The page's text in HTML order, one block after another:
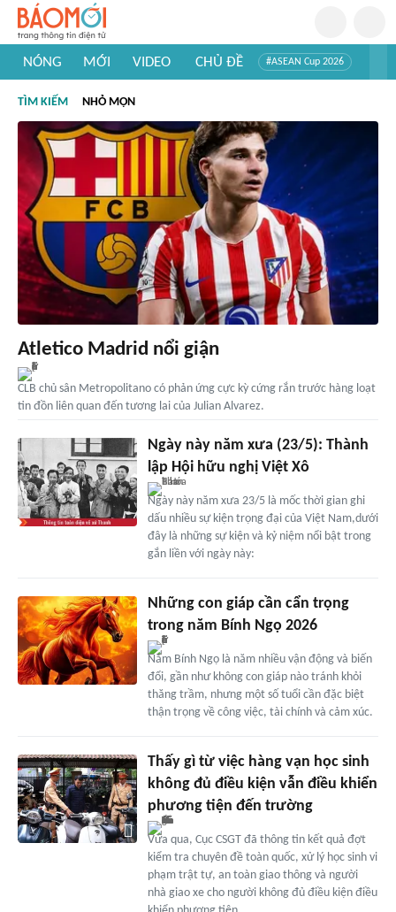
NÓNG MỚI VIDEO CHỦ ĐỀ #ASEAN Cup 2026
#Khám phá thế giới
TÌM KIẾM NHỎ MỌN
Atletico Madrid nổi giận
CLB chủ sân Metropolitano có phản ứng cực kỳ cứng rắn trước hàng loạt
tin đồn liên quan đến tương lai của Julian Alvarez.
Ngày này năm xưa (23/5): Thành
lập Hội hữu nghị Việt Xô
Ngày này năm xưa 23/5 là mốc thời gian ghi
dấu nhiều sự kiện trọng đại của Việt Nam,dưới
đây là những sự kiện và kỷ niệm nổi bật trong
gắn liền với ngày này:
Những con giáp cần cẩn trọng
trong năm Bính Ngọ 2026
Năm Bính Ngọ là năm nhiều vận động và biến
đổi, gần như không con giáp nào tránh khỏi
thăng trầm, nhưng một số tuổi cần đặc biệt
thận trọng về công việc, tài chính và cảm xúc.
Thấy gì từ việc hàng vạn học sinh
không đủ điều kiện vẫn điều khiển
phương tiện đến trường
Vừa qua, Cục CSGT đã thông tin kết quả đợt
kiểm tra chuyên đề toàn quốc, xử lý học sinh vi
phạm trật tự, an toàn giao thông và người
nhà giao xe cho người không đủ điều kiện điều